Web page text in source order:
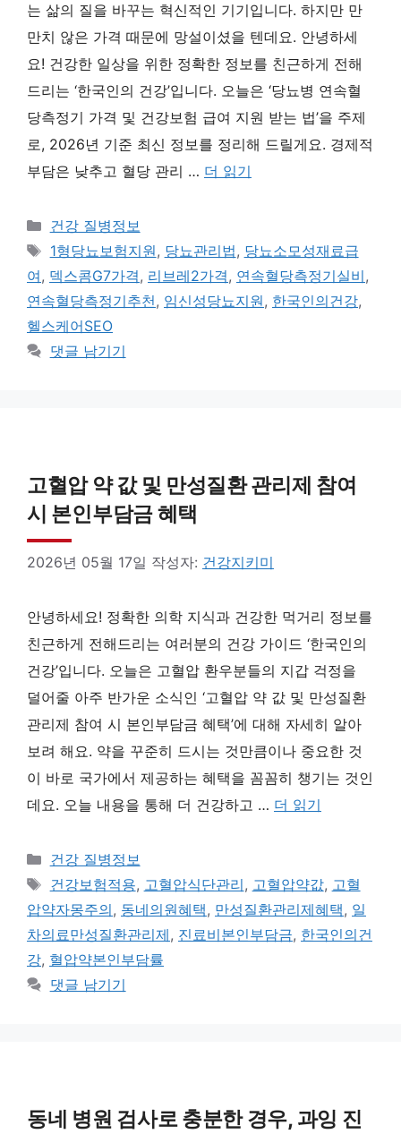
는 삶의 질을 바꾸는 혁신적인 기기입니다. 하지만 만
만치 않은 가격 때문에 망설이셨을 텐데요. 안녕하세
요! 건강한 일상을 위한 정확한 정보를 친근하게 전해
드리는 ‘한국인의 건강’입니다. 오늘은 ‘당뇨병 연속혈
당측정기 가격 및 건강보험 급여 지원 받는 법’을 주제
로, 2026년 기준 최신 정보를 정리해 드릴게요. 경제적
부담은 낮추고 혈당 관리 … 더 읽기
카
테
고
리
건강 질병정보
태
그
1형당뇨보험지원, 당뇨관리법, 당뇨소모성재료급
여, 덱스콤G7가격, 리브레2가격, 연속혈당측정기실비,
연속혈당측정기추천, 임신성당뇨지원, 한국인의건강,
헬스케어SEO
댓글 남기기
고혈압 약 값 및 만성질환 관리제 참여
시 본인부담금 혜택
2026년 05월 17일 작성자: 건강지키미
안녕하세요! 정확한 의학 지식과 건강한 먹거리 정보를
친근하게 전해드리는 여러분의 건강 가이드 ‘한국인의
건강’입니다. 오늘은 고혈압 환우분들의 지갑 걱정을
덜어줄 아주 반가운 소식인 ‘고혈압 약 값 및 만성질환
관리제 참여 시 본인부담금 혜택’에 대해 자세히 알아
보려 해요. 약을 꾸준히 드시는 것만큼이나 중요한 것
이 바로 국가에서 제공하는 혜택을 꼼꼼히 챙기는 것인
데요. 오늘 내용을 통해 더 건강하고 … 더 읽기
카
테
고
리
건강 질병정보
태
그
건강보험적용, 고혈압식단관리, 고혈압약값, 고혈
압약자몽주의, 동네의원혜택, 만성질환관리제혜택, 일
차의료만성질환관리제, 진료비본인부담금, 한국인의건
강, 혈압약본인부담률
댓글 남기기
동네 병원 검사로 충분한 경우, 과잉 진